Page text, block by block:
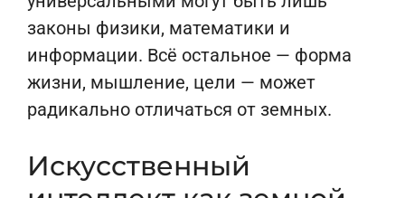
законы физики, математики и
информации. Всё остальное — форма
жизни, мышление, цели — может
радикально отличаться от земных.
Искусственный